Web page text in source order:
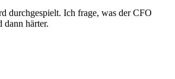
durchgespielt. Ich frage, was der CFO
härter.